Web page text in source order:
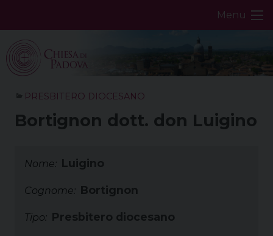
Menu
PRESBITERO DIOCESANO
Bortignon dott. don Luigino
Nome: Luigino
Cognome: Bortignon
Tipo: Presbitero diocesano